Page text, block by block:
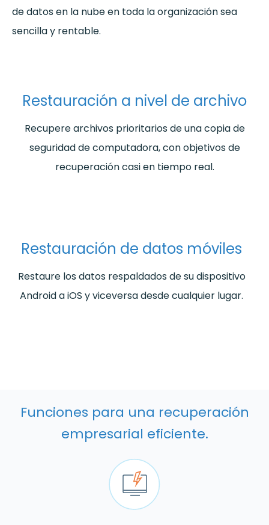
de datos en la nube en toda la organización sea
sencilla y rentable.
Restauración a nivel de archivo
Recupere archivos prioritarios de una copia de
seguridad de computadora, con objetivos de
recuperación casi en tiempo real.
Restauración de datos móviles
Restaure los datos respaldados de su dispositivo
Android a iOS y viceversa desde cualquier lugar.
Funciones para una recuperación
empresarial eficiente.